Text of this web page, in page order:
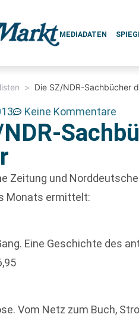
MEDIADATEN
> Die SZ/NDR-Sachbücher
Keine Kommentare
Zeitung und
Monats ermittelt:
Eine Geschichte des
Vom Netz zum Buch,